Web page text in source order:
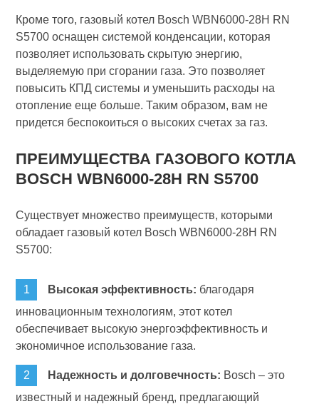
Кроме того, газовый котел Bosch WBN6000-28H RN
S5700 оснащен системой конденсации, которая
позволяет использовать скрытую энергию,
выделяемую при сгорании газа. Это позволяет
повысить КПД системы и уменьшить расходы на
отопление еще больше. Таким образом, вам не
придется беспокоиться о высоких счетах за газ.
ПРЕИМУЩЕСТВА ГАЗОВОГО КОТЛА
BOSCH WBN6000-28H RN S5700
Существует множество преимуществ, которыми
обладает газовый котел Bosch WBN6000-28H RN
S5700:
Высокая эффективность: благодаря
инновационным технологиям, этот котел
обеспечивает высокую энергоэффективность и
экономичное использование газа.
Надежность и долговечность: Bosch – это
известный и надежный бренд, предлагающий